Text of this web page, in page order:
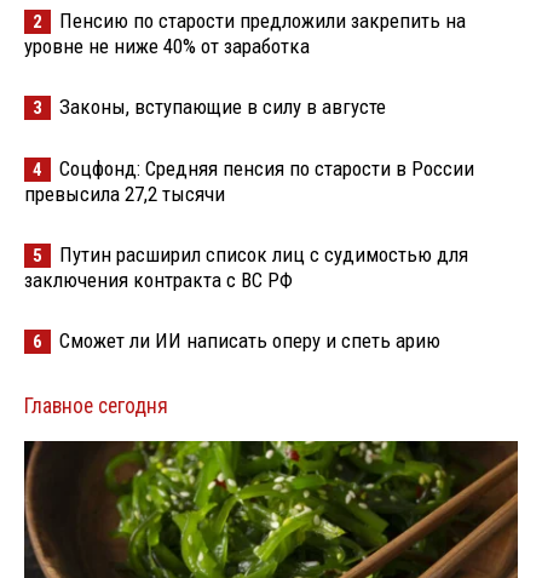
2
Пенсию по старости предложили закрепить на
уровне не ниже 40% от заработка
3 Законы, вступающие в силу в августе
4
Соцфонд: Средняя пенсия по старости в России
превысила 27,2 тысячи
5
Путин расширил список лиц с судимостью для
заключения контракта с ВС РФ
6 Сможет ли ИИ написать оперу и спеть арию
Главное сегодня